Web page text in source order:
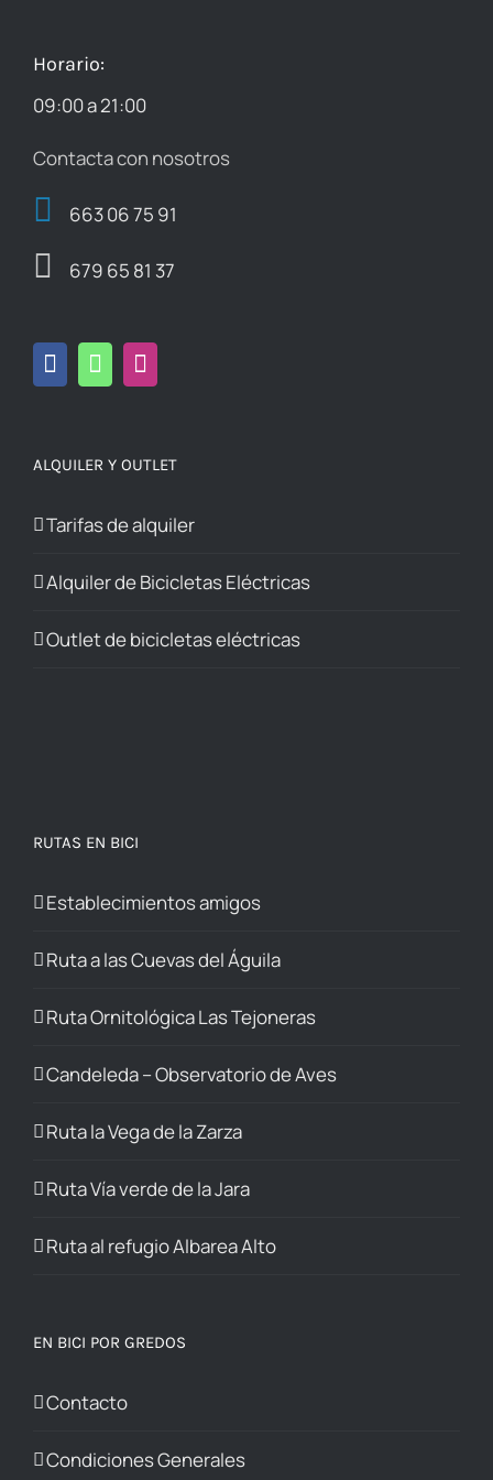
Horario:
09:00 a 21:00
Contacta con nosotros
663 06 75 91
679 65 81 37
ALQUILER Y OUTLET
Tarifas de alquiler
Alquiler de Bicicletas Eléctricas
Outlet de bicicletas eléctricas
RUTAS EN BICI
Establecimientos amigos
Ruta a las Cuevas del Águila
Ruta Ornitológica Las Tejoneras
Candeleda – Observatorio de Aves
Ruta la Vega de la Zarza
Ruta Vía verde de la Jara
Ruta al refugio Albarea Alto
EN BICI POR GREDOS
Contacto
Condiciones Generales